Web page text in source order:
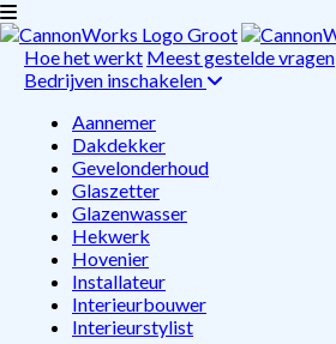
Hoe het werkt Meest gestelde vragen
Bedrijven inschakelen
Aannemer
Dakdekker
Gevelonderhoud
Glaszetter
Glazenwasser
Hekwerk
Hovenier
Installateur
Interieurbouwer
Interieurstylist